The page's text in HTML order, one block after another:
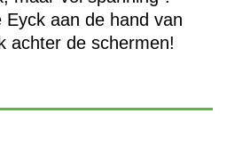
Eyck aan de hand van
achter de schermen!